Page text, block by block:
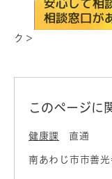
ク＞
このページに
健康課 直通
南あわじ市市善